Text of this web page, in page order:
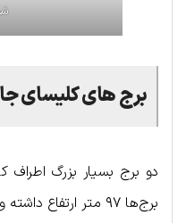
برج های کلیسای
دو برج بسیار بزرگ اطراف
برج‌ها ۹۷ متر